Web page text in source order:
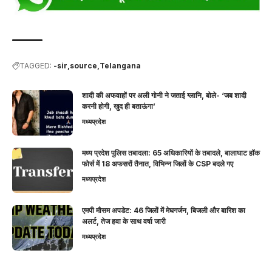
TAGGED: -sir source Telangana
शादी की अफवाहों पर अली गोनी ने जताई ग्लानि, बोले- ‘जब शादी
करनी होगी, खुद ही बताऊंगा’
मध्यप्रदेश
मध्य प्रदेश पुलिस तबादला: 65 अधिकारियों के तबादले, बालाघाट हॉक
फोर्स में 18 अफसरों तैनात, विभिन्न जिलों के CSP बदले गए
मध्यप्रदेश
एमपी मौसम अपडेट: 46 जिलों में मेघगर्जन, बिजली और बारिश का
अलर्ट, तेज हवा के साथ वर्षा जारी
मध्यप्रदेश